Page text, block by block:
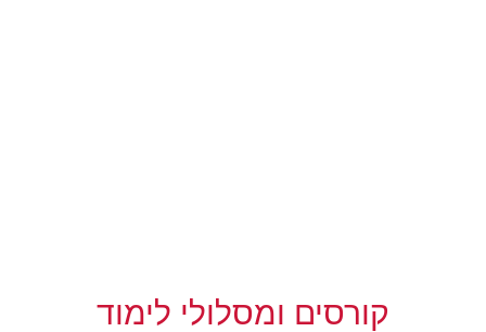
קורסים ומסלולי לימוד